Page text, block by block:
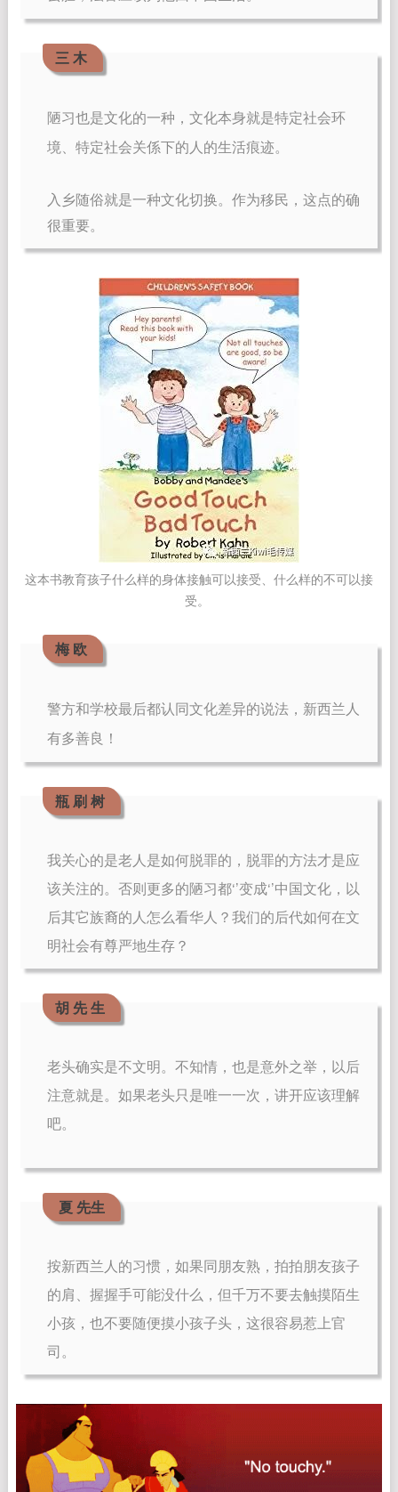
三 木
陋习也是文化的一种，文化本身就是特定社会环
境、特定社会关係下的人的生活痕迹。
入乡随俗就是一种文化切换。作为移民，这点的确
很重要。
这本书教育孩子什么样的身体接触可以接受、什么样的不可以接
受。
梅 欧
警方和学校最后都认同文化差异的说法，新西兰人
有多善良！
瓶 刷 树
我关心的是老人是如何脱罪的，脱罪的方法才是应
该关注的。否则更多的陋习都‘’变成‘’中国文化，以
后其它族裔的人怎么看华人？我们的后代如何在文
明社会有尊严地生存？
胡 先 生
老头确实是不文明。不知情，也是意外之举，以后
注意就是。如果老头只是唯一一次，讲开应该理解
吧。
夏 先生
按新西兰人的习惯，如果同朋友熟，拍拍朋友孩子
的肩、握握手可能没什么，但千万不要去触摸陌生
小孩，也不要随便摸小孩子头，这很容易惹上官
司。